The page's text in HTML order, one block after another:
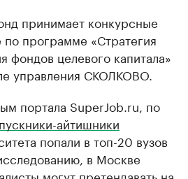
принимает конкурсные
по программе «Стратегия
фондов целевого капитала»
управления СКОЛКОВО.
портала SuperJob.ru, по
айтишники
попали в топ-20 вузов
в Москве